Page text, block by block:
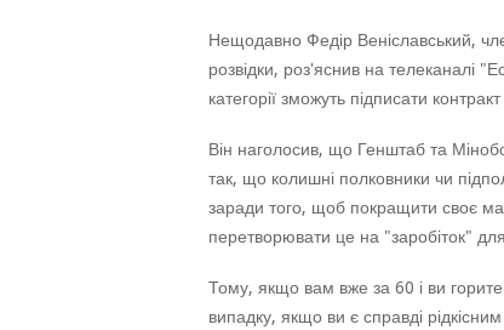
Нещодавно Федір Веніславський,
розвідки, роз'яснив на телеканалі
категорії зможуть підписати
Він наголосив, що Генштаб та
так, що колишні полковники чи
заради того, щоб покращити своє
перетворювати це на "заробіток"
Тому, якщо вам вже за 60 і ви
випадку, якщо ви є справді